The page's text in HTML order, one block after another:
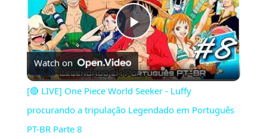
Play
Video
Watch on
[🔴 LIVE] One Piece World Seeker - Luffy
procurando a tripulação Legendado em Português
PT-BR Parte 8